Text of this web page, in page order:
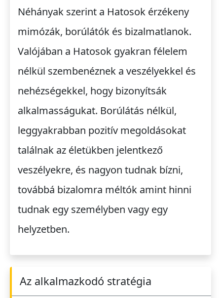
Néhányak szerint a Hatosok érzékeny
mimózák, borúlátók és bizalmatlanok.
Valójában a Hatosok gyakran félelem
nélkül szembenéznek a veszélyekkel és
nehézségekkel, hogy bizonyítsák
alkalmasságukat. Borúlátás nélkül,
leggyakrabban pozitív megoldásokat
találnak az életükben jelentkező
veszélyekre, és nagyon tudnak bízni,
továbbá bizalomra méltók amint hinni
tudnak egy személyben vagy egy
helyzetben.
Az alkalmazkodó stratégia